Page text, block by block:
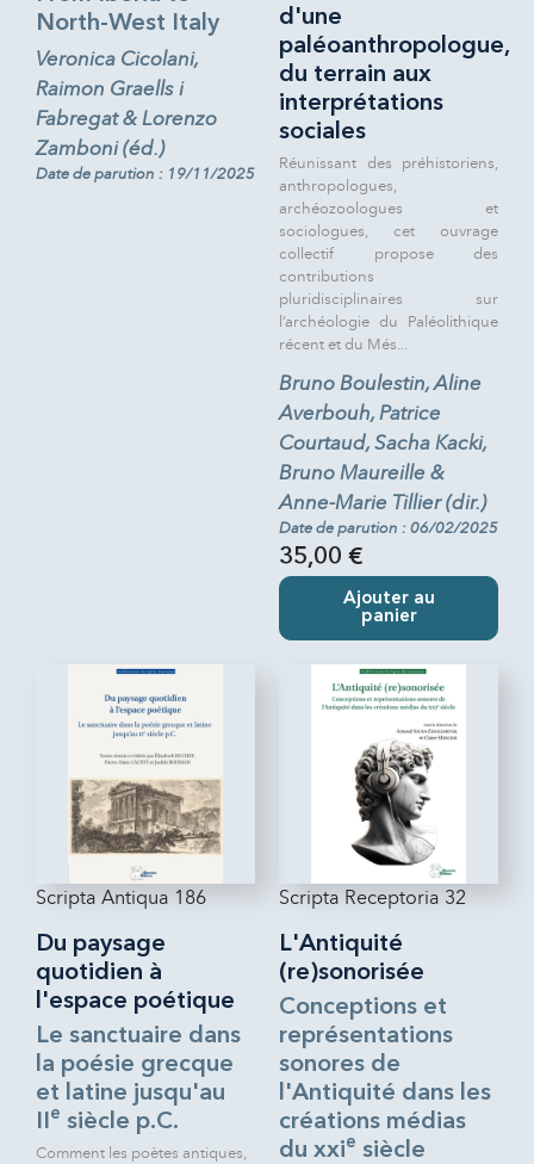
North-West Italy
Veronica Cicolani,
Raimon Graells i
Fabregat & Lorenzo
Zamboni (éd.)
Date de parution : 19/11/2025
d'une
paléoanthropologue,
du terrain aux
interprétations
sociales
Réunissant des préhistoriens,
anthropologues,
archéozoologues et
sociologues, cet ouvrage
collectif propose des
contributions
pluridisciplinaires sur
l’archéologie du Paléolithique
récent et du Més...
Bruno Boulestin, Aline
Averbouh, Patrice
Courtaud, Sacha Kacki,
Bruno Maureille &
Anne-Marie Tillier (dir.)
Date de parution : 06/02/2025
35,00 €
Ajouter au
panier
Scripta Antiqua 186
Du paysage
quotidien à
l'espace poétique
Le sanctuaire dans
la poésie grecque
et latine jusqu'au
e siècle p.C.
Comment les poètes antiques,
Scripta Receptoria 32
L'Antiquité
(re)sonorisée
Conceptions et
représentations
sonores de
l'Antiquité dans les
créations médias
du xxie siècle